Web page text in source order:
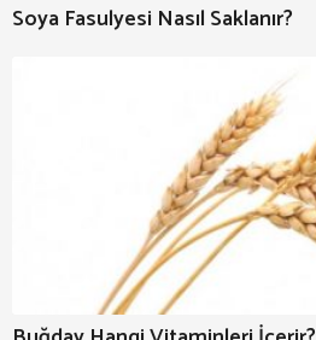
Soya Fasulyesi Nasıl Saklanır?